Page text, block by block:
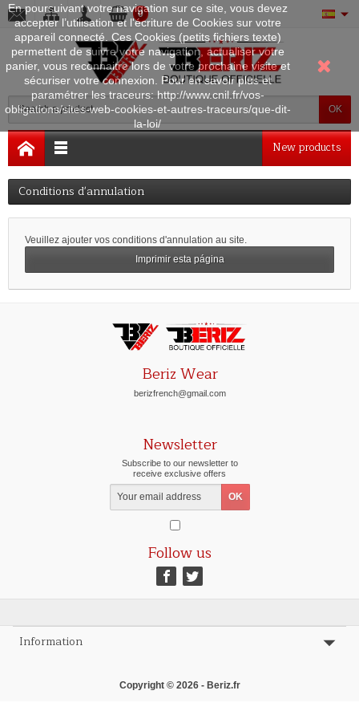
OK
0
New products
Conditions d'annulation
Veuillez ajouter vos conditions d'annulation au site.
Beriz Wear
berizfrench@gmail.com
Newsletter
Subscribe to our newsletter to
receive exclusive offers
Follow us
En poursuivant votre navigation sur ce site, vous devez
accepter l’utilisation et l'écriture de Cookies sur votre
appareil connecté. Ces Cookies (petits fichiers texte)
permettent de suivre votre navigation, actualiser votre
panier, vous reconnaitre lors de votre prochaine visite et
sécuriser votre connexion. Pour en savoir plus et
paramétrer les traceurs: http://www.cnil.fr/vos-
obligations/sites-web-cookies-et-autres-traceurs/que-dit-
la-loi/
Information
Copyright © 2026 - Beriz.fr